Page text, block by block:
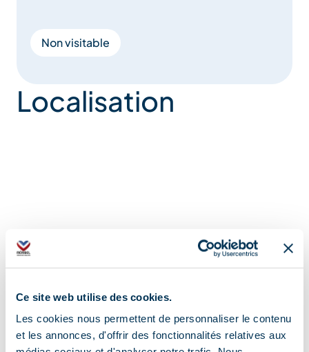
Ce site web utilise des cookies.
Les cookies nous permettent de personnaliser le contenu
et les annonces, d'offrir des fonctionnalités relatives aux
Non visitable
Localisation